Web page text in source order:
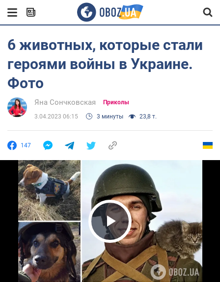
6 животных, которые стали
героями войны в Украине.
Фото
Яна Сончковская Приколы
3.04.2023 06:15 3 минуты 23,8 т.
147
Play Video